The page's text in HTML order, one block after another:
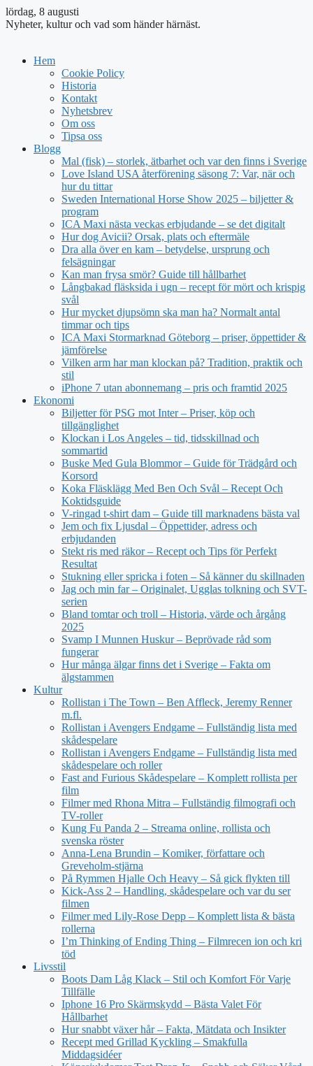
lördag, 8 augusti
Nyheter, kultur och vad som händer härnäst.
Hem
Cookie Policy
Historia
Kontakt
Nyhetsbrev
Om oss
Tipsa oss
Blogg
Mal (fisk) – storlek, ätbarhet och var den finns i Sverige
Love Island USA återförening säsong 7: Var, när och
hur du tittar
Sweden International Horse Show 2025 – biljetter &
program
ICA Maxi nästa veckas erbjudande – se det digitalt
Hur dog Avicii? Orsak, plats och eftermäle
Dra alla över en kam – betydelse, ursprung och
felsägningar
Kan man frysa smör? Guide till hållbarhet
Långbakad fläsksida i ugn – recept för mört och krispig
svål
Hur mycket djupsömn ska man ha? Normalt antal
timmar och tips
ICA Maxi Stormarknad Göteborg – priser, öppettider &
jämförelse
Vilken arm har man klockan på? Tradition, praktik och
stil
iPhone 7 utan abonnemang – pris och framtid 2025
Ekonomi
Biljetter för PSG mot Inter – Priser, köp och
tillgänglighet
Klockan i Los Angeles – tid, tidsskillnad och
sommartid
Buske Med Gula Blommor – Guide för Trädgård och
Korsord
Koka Fläsklägg Med Ben Och Svål – Recept Och
Koktidsguide
V-ringad t-shirt dam – Guide till marknadens bästa val
Jem och fix Ljusdal – Öppettider, adress och
erbjudanden
Stekt ris med räkor – Recept och Tips för Perfekt
Resultat
Stukning eller spricka i foten – Så känner du skillnaden
Jag och min far – Originalet, Ugglas tolkning och SVT-
serien
Bland tomtar och troll – Historia, värde och årgång
2025
Svamp I Munnen Huskur – Beprövade råd som
fungerar
Hur många älgar finns det i Sverige – Fakta om
älgstammen
Kultur
Rollistan i The Town – Ben Affleck, Jeremy Renner
m.fl.
Rollistan i Avengers Endgame – Fullständig lista med
skådespelare
Rollistan i Avengers Endgame – Fullständig lista med
skådespelare och roller
Fast and Furious Skådespelare – Komplett rollista per
film
Filmer med Rhona Mitra – Fullständig filmografi och
TV-roller
Kung Fu Panda 2 – Streama online, rollista och
svenska röster
Anna-Lena Brundin – Komiker, författare och
Greveholm-stjärna
På Rymmen Hjalle Och Heavy – Så gick flykten till
Kick-Ass 2 – Handling, skådespelare och var du ser
filmen
Filmer med Lily-Rose Depp – Komplett lista & bästa
rollerna
I’m Thinking of Ending Thing – Filmrecen ion och kri
töd
Livsstil
Boots Dam Låg Klack – Stil och Komfort För Varje
Tillfälle
Iphone 16 Pro Skärmskydd – Bästa Valet För
Hållbarhet
Hur snabbt växer hår – Fakta, Mätdata och Insikter
Recept med Grillad Kyckling – Smakfulla
Middagsidéer